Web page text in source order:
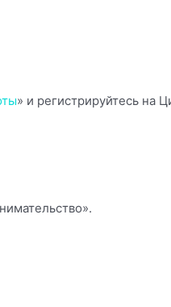
» и регистрируйтесь